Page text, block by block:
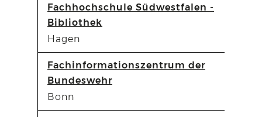
Fachhochschule Südwestfalen -
Bibliothek
Hagen
Fachinformationszentrum der
Bundeswehr
Bonn